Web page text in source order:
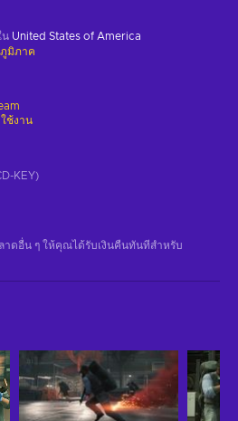
น United States of America
มิภาค
ช้งาน
KEY)
าดอื่น ๆ ให้คุณได้รับเงินคืนทันทีสําหรับ